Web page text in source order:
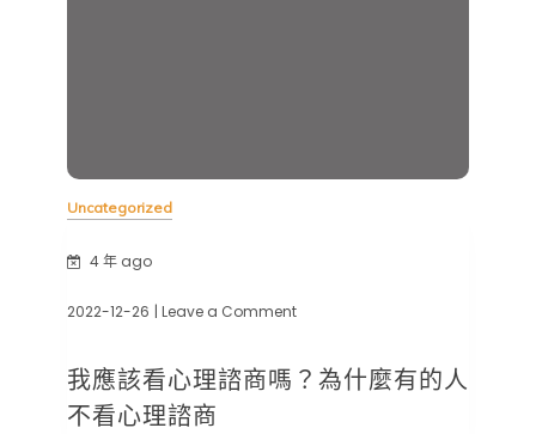
Uncategorized
4 年 ago
2022-12-26 | Leave a Comment
該
我應該看心理諮商嗎？為什麼有的人
不看心理諮商